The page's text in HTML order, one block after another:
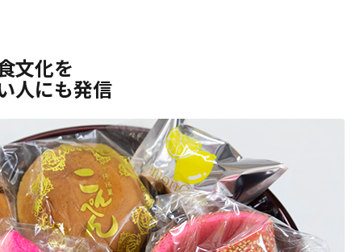
文化を
人にも発信